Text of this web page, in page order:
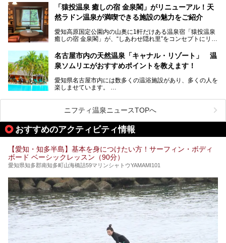
お好みの温泉施設を見つけて楽しんでくださいね。
「名古屋駅周辺ってサウナが少ないよね」という声をよく耳
にするだけあり、アクセスの良さにも胸が高鳴ります。
今回は普段は男性専用となっているパブリックサウナが、女
さっそく取材してきました！
「猿投温泉 癒しの宿 金泉閣」がリニューアル！天
然ラドン温泉が満喫できる施設の魅力をご紹介
愛知高原国定公園内の山奥に1軒だけある温泉宿「猿投温泉
癒しの宿 金泉閣」が、“しあわせ隠れ里”をコンセプトにリニ
天然ラドン温泉が堪能できるお風呂や、新設・改装された客
室、地元の食材と温泉水で作られたお料理……。
ご紹介します。
名古屋市内の天然温泉「キャナル・リゾート」 温
泉ソムリエがおすすめポイントを教えます！
愛知県名古屋市内には数多くの温浴施設があり、多くの人を
楽しませています。
ムリエの目線で紹介していきます！
名古屋市内にはスーパー銭湯や日帰り温泉が多く、「どこに
行こうかな？」と悩んでしまう方も多いと思います。
ぜひこの記事を参考にして「キャナル・リゾート」に出かけ
てみるのはいかがでしょうか？
ニフティ温泉ニュースTOPへ
おすすめのアクティビティ情報
【愛知・知多半島】基本を身につけたい方！サーフィン・ボディ
ボード ベーシックレッスン（90分）
愛知県知多郡南知多町山海橋詰59マリンシャトウYAMAMI101